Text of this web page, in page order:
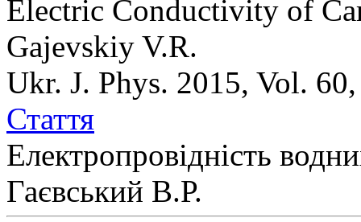
Electric Conductivity of
Gajevskiy V.R.
Ukr. J. Phys. 2015, Vol.
Стаття
Електропровідність
Гаєвський В.Р.